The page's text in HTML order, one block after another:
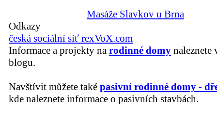
Masáže Slavkov u Brna
Odkazy
česká sociální síť rexVoX.com
Informace a projekty na rodinné domy naleznete
blogu.
Navštívit můžete také pasivní rodinné domy -
kde naleznete informace o pasivních stavbách.